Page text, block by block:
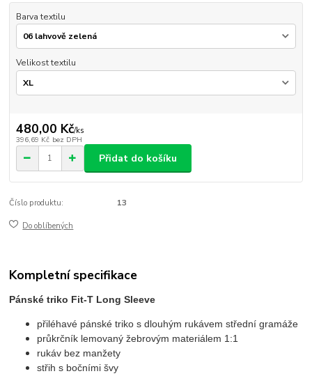
Barva textilu
Velikost textilu
480,00 Kč/ks
396,69 Kč bez DPH
Přidat do košíku
Číslo produktu: 13
Do oblíbených
Kompletní specifikace
Pánské triko Fit-T Long Sleeve
přiléhavé pánské triko s dlouhým rukávem střední gramáže
průkrčník lemovaný žebrovým materiálem 1:1
rukáv bez manžety
střih s bočními švy